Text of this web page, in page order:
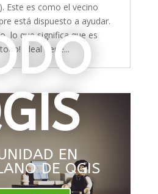
EN
DE QGIS
Este es como el vecino
está dispuesto a ayudar.
lo que significa que es
Ideal tiene...